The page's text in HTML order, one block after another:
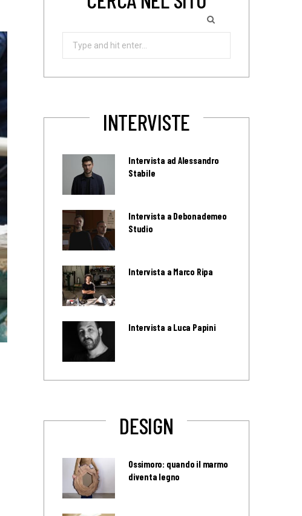
Search
INTERVISTE
Intervista ad Alessandro
Stabile
Intervista a Debonademeo
Studio
Intervista a Marco Ripa
Intervista a Luca Papini
DESIGN
Ossimoro: quando il marmo
diventa legno